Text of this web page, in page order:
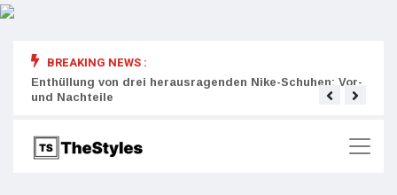
BREAKING NEWS :
Enthüllung von drei herausragenden Nike-Schuhen: Vor-
und Nachteile